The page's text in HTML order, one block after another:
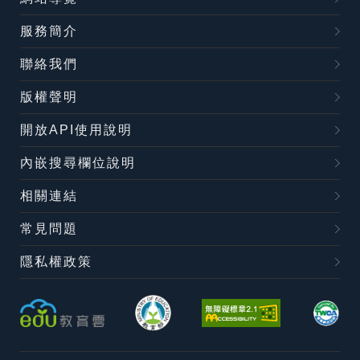
服務簡介
聯絡我們
版權聲明
開放API使用說明
內嵌搜尋欄位說明
相關連結
常見問題
隱私權政策